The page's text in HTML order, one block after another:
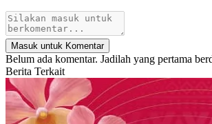
Masuk untuk Komentar
Belum ada komentar. Jadilah yang pertama
Berita Terkait